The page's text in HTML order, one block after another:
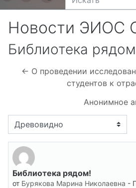
Новости ЭИОС
Библиотека
← О проведении
студентов к
Анонимное
Режим отображения
Библиотека рядом!
от Бурякова Марина Николаевна -
Количество ответов: 0